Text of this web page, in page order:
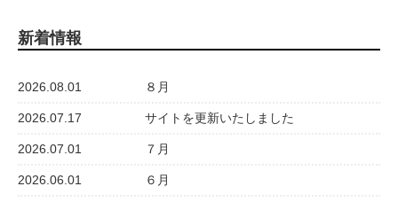
新着情報
2026.08.01 ８月
2026.07.17 サイトを更新いたしました
2026.07.01 ７月
2026.06.01 ６月